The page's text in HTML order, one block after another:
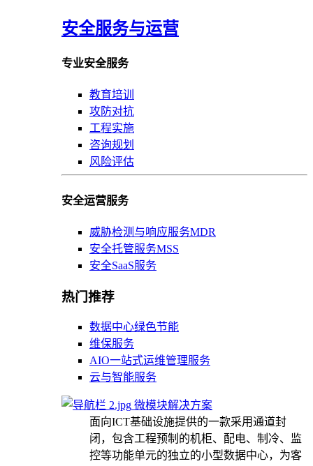
安全服务与运营
专业安全服务
教育培训
攻防对抗
工程实施
咨询规划
风险评估
安全运营服务
威胁检测与响应服务MDR
安全托管服务MSS
安全SaaS服务
热门推荐
数据中心绿色节能
维保服务
AIO一站式运维管理服务
云与智能服务
微模块解决方案
面向ICT基础设施提供的一款采用通道封
闭，包含工程预制的机柜、配电、制冷、监
控等功能单元的独立的小型数据中心，为客